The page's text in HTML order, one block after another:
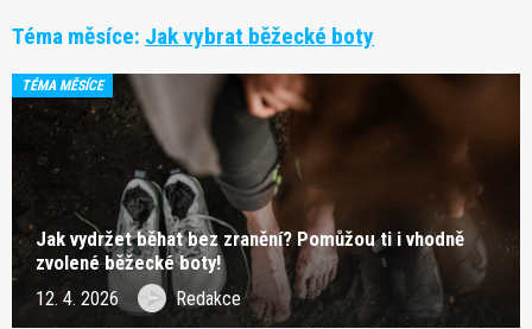
Téma měsíce: Jak vybrat běžecké boty
TÉMA MĚSÍCE
Jak vydržet běhat bez zranění? Pomůžou ti i vhodně
zvolené běžecké boty!
12. 4. 2026 Redakce